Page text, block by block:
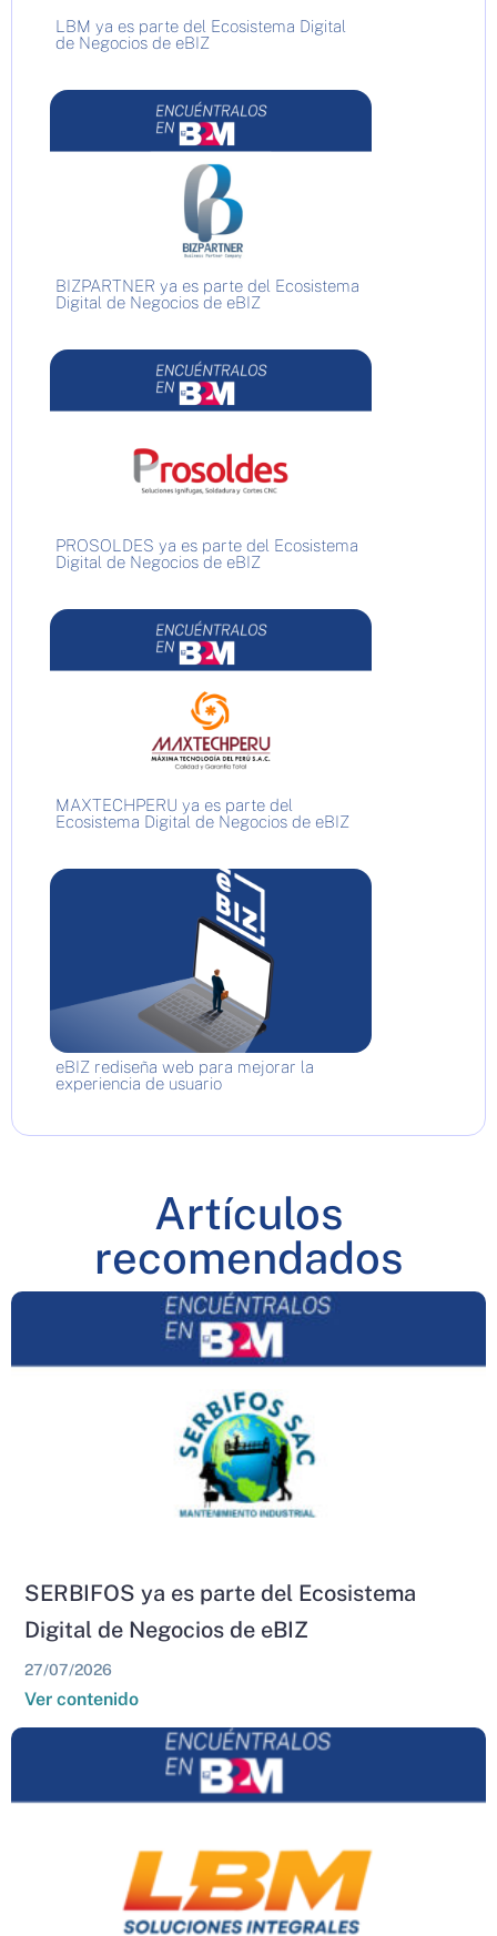
LBM ya es parte del Ecosistema Digital
de Negocios de eBIZ
BIZPARTNER ya es parte del Ecosistema
Digital de Negocios de eBIZ
PROSOLDES ya es parte del Ecosistema
Digital de Negocios de eBIZ
MAXTECHPERU ya es parte del
Ecosistema Digital de Negocios de eBIZ
eBIZ rediseña web para mejorar la
experiencia de usuario
Artículos
recomendados
SERBIFOS ya es parte del Ecosistema
Digital de Negocios de eBIZ
27/07/2026
Ver contenido